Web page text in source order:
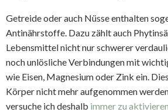
Getreide oder auch Nüsse enthalten
Antinährstoffe. Dazu zählt auch
Lebensmittel nicht nur schwerer
noch unlösliche Verbindungen mit
wie Eisen, Magnesium oder Zink ein.
Körper nicht mehr aufgenommen
versuche ich deshalb immer zu aktivieren